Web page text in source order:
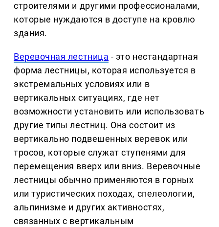
строителями и другими профессионалами,
которые нуждаются в доступе на кровлю
здания.
Веревочная лестница - это нестандартная
форма лестницы, которая используется в
экстремальных условиях или в
вертикальных ситуациях, где нет
возможности установить или использовать
другие типы лестниц. Она состоит из
вертикально подвешенных веревок или
тросов, которые служат ступенями для
перемещения вверх или вниз. Веревочные
лестницы обычно применяются в горных
или туристических походах, спелеологии,
альпинизме и других активностях,
связанных с вертикальным